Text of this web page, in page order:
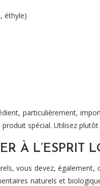
éthyle)
particulièrement,
produit spécial. Utilisez plutôt
À L’ESPRIT
vous devez,
naturels et